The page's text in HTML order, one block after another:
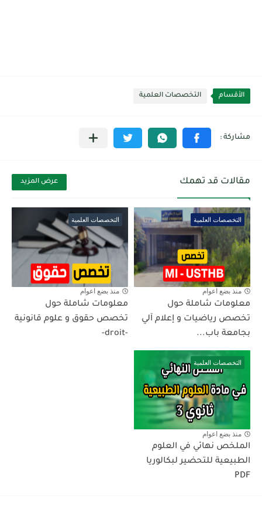
الأقسام التخصصات العلمية
مقالات قد تهمك عرض المزيد
التخصصات العلمية
منذ بضع اعوام
معلومات شاملة حول
تخصص رياضيات و إعلام آلي
بجامعة باب...
التخصصات العلمية
منذ بضع اعوام
معلومات شاملة حول
تخصص حقوق و علوم قانونية
-droit-
التخصصات العلمية
منذ بضع اعوام
الملخص نهائي في العلوم
الطبيعية للتحضير لبكالوريا
PDF